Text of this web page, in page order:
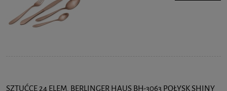
SZTUĆCE 24 ELEM. BERLINGER HAUS BH-3063 POŁYSK SHINY